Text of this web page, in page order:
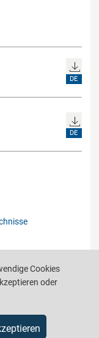
DE
DE
Sitemap
Cookies
oder